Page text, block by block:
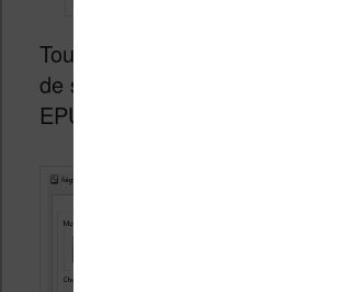
Tout d’abord, il vous faut
de sortie, que je préfère mettre
EPUB. Mais vous pouvez